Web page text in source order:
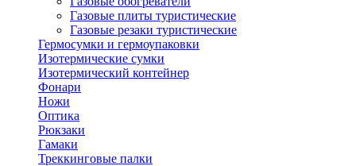
Газовые плиты туристические
Газовые резаки туристические
Гермосумки и гермоупаковки
Изотермические сумки
Изотермический контейнер
Фонари
Ножи
Оптика
Рюкзаки
Гамаки
Треккинговые палки